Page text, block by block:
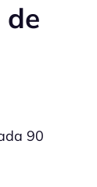
de
90